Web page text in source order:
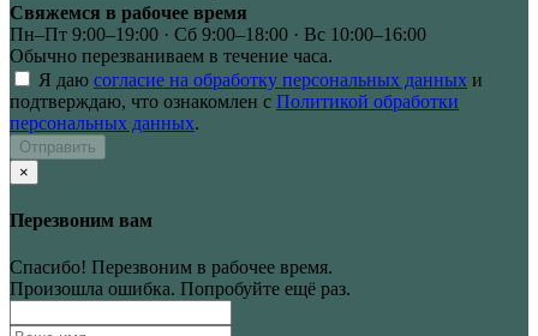
Свяжемся в рабочее время
Пн–Пт 9:00–19:00 · Сб 9:00–18:00 · Вс 10:00–16:00
Обычно перезваниваем в течение часа.
Я даю согласие на обработку персональных данных и
подтверждаю, что ознакомлен с Политикой обработки
персональных данных.
Отправить
×
Перезвоним вам
Спасибо! Перезвоним в рабочее время.
Произошла ошибка. Попробуйте ещё раз.